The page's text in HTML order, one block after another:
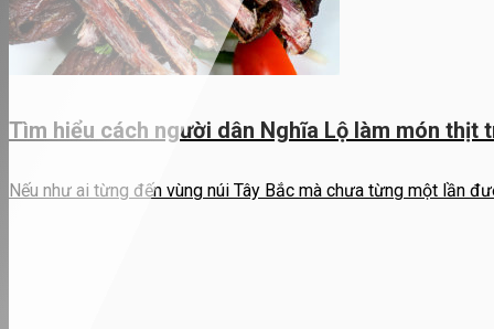
Tìm hiểu cách người dân Nghĩa Lộ làm món thịt
Nếu như ai từng đến vùng núi Tây Bắc mà chưa từng một lần